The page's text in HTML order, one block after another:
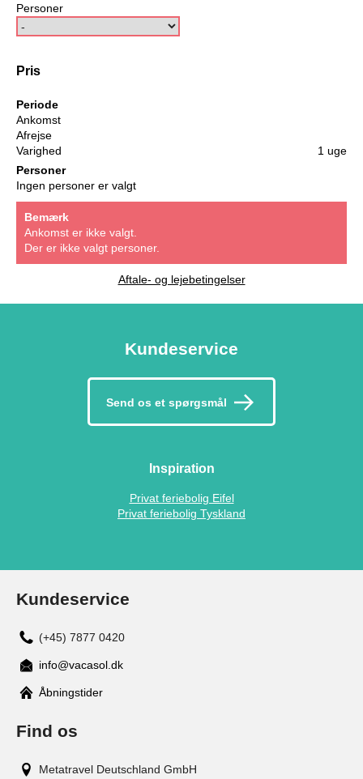
Personer
Pris
Periode
Ankomst
Afrejse
Varighed
1 uge
Personer
Ingen personer er valgt
Bemærk
Ankomst er ikke valgt.
Der er ikke valgt personer.
Aftale- og lejebetingelser
Kundeservice
Send os et spørgsmål
Inspiration
Privat feriebolig Eifel
Privat feriebolig Tyskland
Kundeservice
(+45) 7877 0420
info@vacasol.dk
Åbningstider
Find os
Metatravel Deutschland GmbH